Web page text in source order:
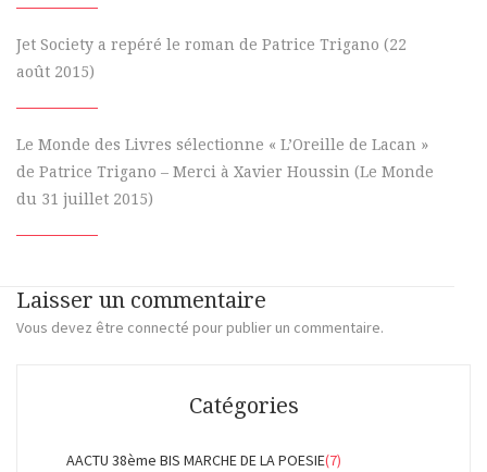
Jet Society a repéré le roman de Patrice Trigano (22
août 2015)
Le Monde des Livres sélectionne « L’Oreille de Lacan »
de Patrice Trigano – Merci à Xavier Houssin (Le Monde
du 31 juillet 2015)
Laisser un commentaire
Vous devez être connecté pour publier un commentaire.
Catégories
AACTU 38ème BIS MARCHE DE LA POESIE(7)